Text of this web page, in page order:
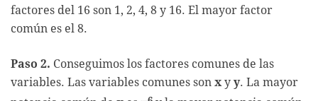
factores del 16 son 1, 2, 4, 8 y 16. El mayor factor
común es el 8.
Paso 2. Conseguimos los factores comunes de las
variables. Las variables comunes son xy y. La mayor